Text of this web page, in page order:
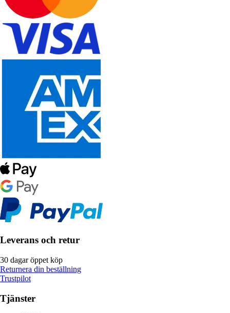
Leverans och retur
30 dagar öppet köp
Returnera din beställning
Trustpilot
Tjänster